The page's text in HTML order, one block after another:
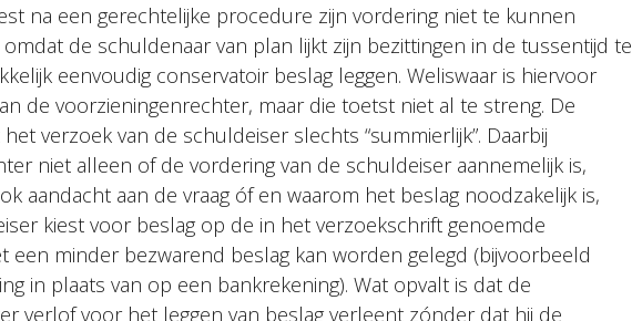
na een gerechtelijke procedure zijn vordering niet te kunnen
de schuldenaar van plan lijkt zijn bezittingen in de tussentijd te
eenvoudig conservatoir beslag leggen. Weliswaar is hiervoor
de voorzieningenrechter, maar die toetst niet al te streng. De
verzoek van de schuldeiser slechts “summierlijk”. Daarbij
niet alleen of de vordering van de schuldeiser aannemelijk is,
aandacht aan de vraag óf en waarom het beslag noodzakelijk is,
kiest voor beslag op de in het verzoekschrift genoemde
een minder bezwarend beslag kan worden gelegd (bijvoorbeeld
in plaats van op een bankrekening). Wat opvalt is dat de
verlof voor het leggen van beslag verleent zónder dat hij de